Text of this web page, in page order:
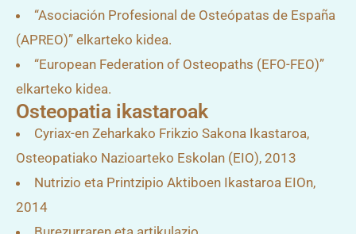
“Asociación Profesional de Osteópatas de España
(APREO)” elkarteko kidea.
“European Federation of Osteopaths (EFO-FEO)”
elkarteko kidea.
Osteopatia ikastaroak
Cyriax-en Zeharkako Frikzio Sakona Ikastaroa,
Osteopatiako Nazioarteko Eskolan (EIO), 2013
Nutrizio eta Printzipio Aktiboen Ikastaroa EIOn,
2014